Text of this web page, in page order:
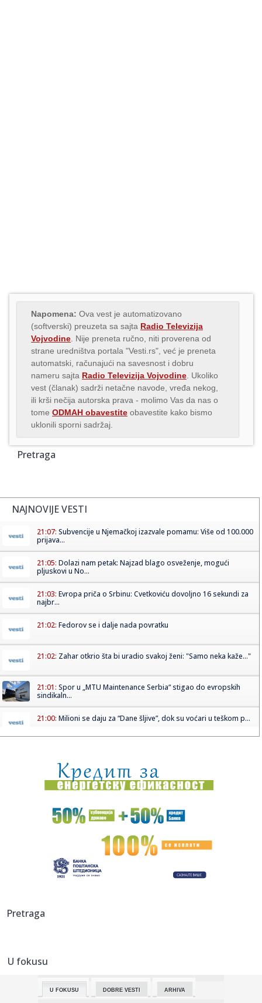
Napomena: Ova vest je automatizovano
(softverski) preuzeta sa sajta Radio Televizija
Vojvodine . Nije preneta ručno, niti proverena od
strane uredništva portala "Vesti.rs", već je preneta
automatski, računajući na savesnost i dobru
nameru sajta Radio Televizija Vojvodine . Ukoliko
vest (članak) sadrži netačne navode, vređa nekog,
ili krši nečija autorska prava - molimo Vas da nas o
tome ODMAH obavestite obavestite kako bismo
uklonili sporni sadržaj.
Pretraga
NAJNOVIJE VESTI
21:07: Subvencije u Njemačkoj izazvale pomamu: Više od 100.000
prijava...
21:05: Dolazi nam petak: Najzad blago osveženje, mogući
pljuskovi u No...
21:03: Evropa priča o Srbinu: Cvetkoviću dovoljno 16 sekundi za
najbr...
21:02: Fedorov se i dalje nada povratku
21:02: Zahar otkrio šta bi uradio svakoj ženi: "Samo neka kaže..."
21:01: Spor u „MTU Maintenance Serbia“ stigao do evropskih
sindikaln...
21:00: Milioni se daju za “Dane šljive”, dok su voćari u teškom p...
21:00:Evakuacija stanovnika dva naselja zbog požara u
Deliblatskoj pe...
20:58:Horor u Nemačkoj: Sudarila se dva tramvaja, više od 25
povređe...
Od prodaje pilića do letovanja na jahti: Novi prizori Bojane
20:57:Kineski proizvođač robota procenjen na više od devet
izgubi Sem...
20:52:
20:46: Novi veliki posao Real Madrida – rešena sudbina Vinisijusa!
Pretraga
U fokusu
U FOKUSU DOBRE VESTI ARHIVA